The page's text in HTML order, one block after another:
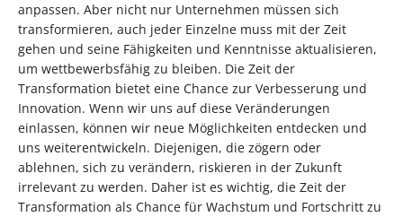
anpassen. Aber nicht nur Unternehmen müssen sich
transformieren, auch jeder Einzelne muss mit der Zeit
gehen und seine Fähigkeiten und Kenntnisse aktualisieren,
um wettbewerbsfähig zu bleiben. Die Zeit der
Transformation bietet eine Chance zur Verbesserung und
Innovation. Wenn wir uns auf diese Veränderungen
einlassen, können wir neue Möglichkeiten entdecken und
uns weiterentwickeln. Diejenigen, die zögern oder
ablehnen, sich zu verändern, riskieren in der Zukunft
irrelevant zu werden. Daher ist es wichtig, die Zeit der
Transformation als Chance für Wachstum und Fortschritt zu